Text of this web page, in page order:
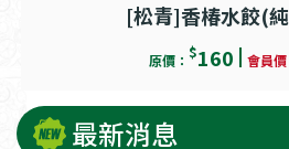
[松青]香椿水餃(
原價： $160 會員價
最新消息